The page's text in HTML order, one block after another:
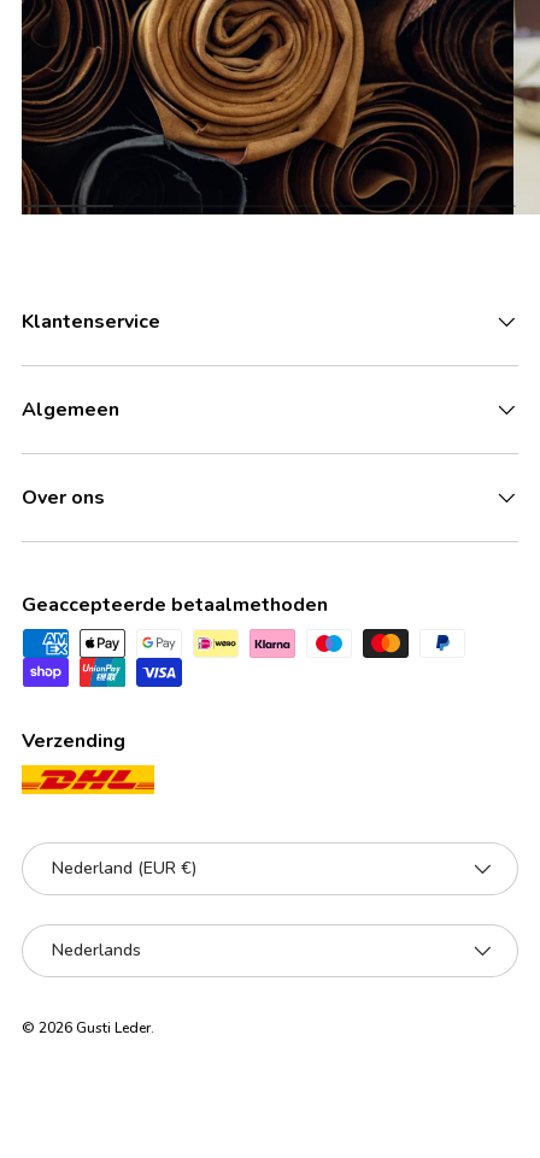
Klantenservice
Algemeen
Over ons
Geaccepteerde betaalmethoden
Verzending
Land/Regio
Nederland (EUR €)
Taal
Nederlands
© 2026Gusti Leder.